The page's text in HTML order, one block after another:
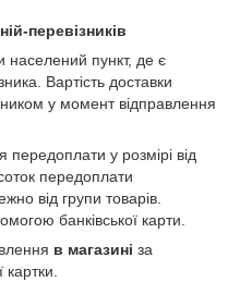
перевізників
населений пункт, де є
Вартість доставки
у момент відправлення
передоплати у розмірі від
передоплати
від групи товарів.
банківської карти.
в магазині за